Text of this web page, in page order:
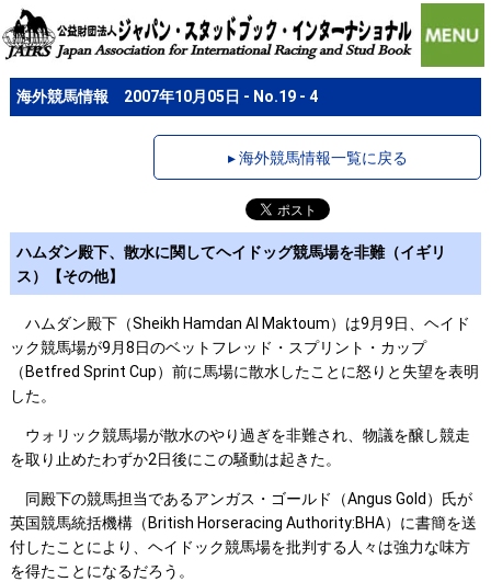
海外競馬情報 2007年10月05日 - No.19 - 4
▸ 海外競馬情報一覧に戻る
ハムダン殿下、散水に関してヘイドッグ競馬場を非難（イギリ
ス）【その他】
ハムダン殿下（Sheikh Hamdan Al Maktoum）は9月9日、ヘイド
ック競馬場が9月8日のベットフレッド・スプリント・カップ
（Betfred Sprint Cup）前に馬場に散水したことに怒りと失望を表明
した。
ウォリック競馬場が散水のやり過ぎを非難され、物議を醸し競走
を取り止めたわずか2日後にこの騒動は起きた。
同殿下の競馬担当であるアンガス・ゴールド（Angus Gold）氏が
英国競馬統括機構（British Horseracing Authority:BHA）に書簡を送
付したことにより、ヘイドック競馬場を批判する人々は強力な味方
を得たことになるだろう。